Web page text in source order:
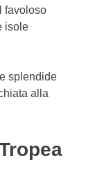
favoloso
isole
splendide
alla